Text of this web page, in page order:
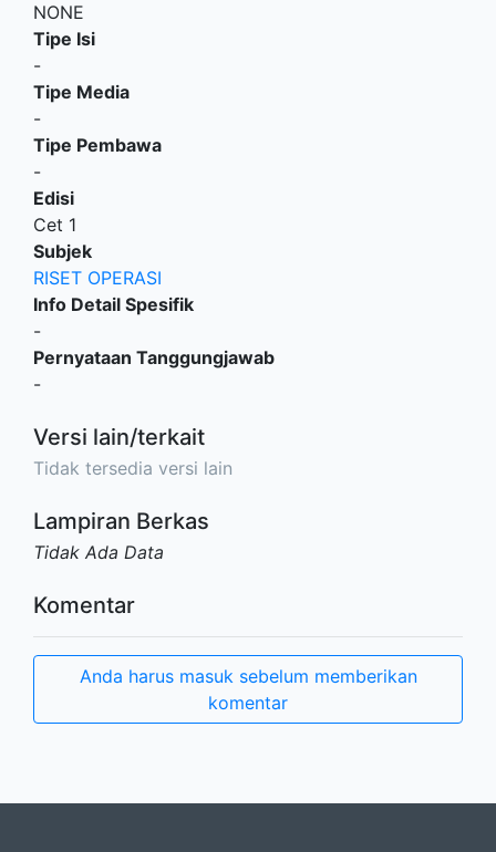
NONE
Tipe Isi
-
Tipe Media
-
Tipe Pembawa
-
Edisi
Cet 1
Subjek
RISET OPERASI
Info Detail Spesifik
-
Pernyataan Tanggungjawab
-
Versi lain/terkait
Tidak tersedia versi lain
Lampiran Berkas
Tidak Ada Data
Komentar
Anda harus masuk sebelum memberikan
komentar